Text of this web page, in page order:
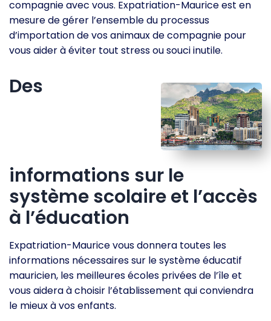
compagnie avec vous. Expatriation-Maurice est en
mesure de gérer l’ensemble du processus
d’importation de vos animaux de compagnie pour
vous aider à éviter tout stress ou souci inutile.
Des
informations sur le
système scolaire et l’accès
à l’éducation
Expatriation-Maurice vous donnera toutes les
informations nécessaires sur le système éducatif
mauricien, les meilleures écoles privées de l’île et
vous aidera à choisir l’établissement qui conviendra
le mieux à vos enfants.